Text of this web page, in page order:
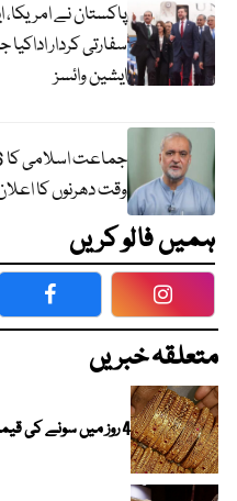
پاکستان نے امریکا،
سفارتی کردار
ایشین وائسز
وقت دھرنوں کا
ہمیں فالو کریں
Facebook
متعلقہ خبریں
4 روز میں سونے کی قیمت میں بڑا اضافہ